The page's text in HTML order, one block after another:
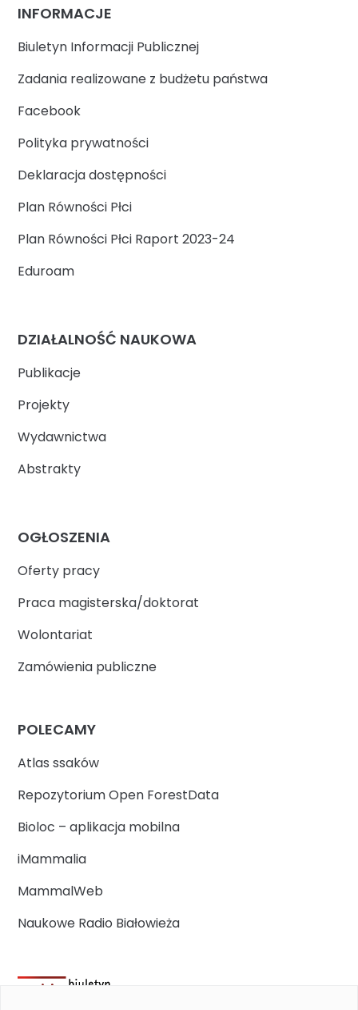
INFORMACJE
Biuletyn Informacji Publicznej
Zadania realizowane z budżetu państwa
Facebook
Polityka prywatności
Deklaracja dostępności
Plan Równości Płci
Plan Równości Płci Raport 2023-24
Eduroam
DZIAŁALNOŚĆ NAUKOWA
Publikacje
Projekty
Wydawnictwa
Abstrakty
OGŁOSZENIA
Oferty pracy
Praca magisterska/doktorat
Wolontariat
Zamówienia publiczne
POLECAMY
Atlas ssaków
Repozytorium Open ForestData
Bioloc – aplikacja mobilna
iMammalia
MammalWeb
Naukowe Radio Białowieża